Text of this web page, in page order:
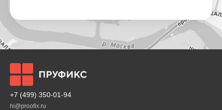
+7 (499) 350-01-94
hi@proofix.ru